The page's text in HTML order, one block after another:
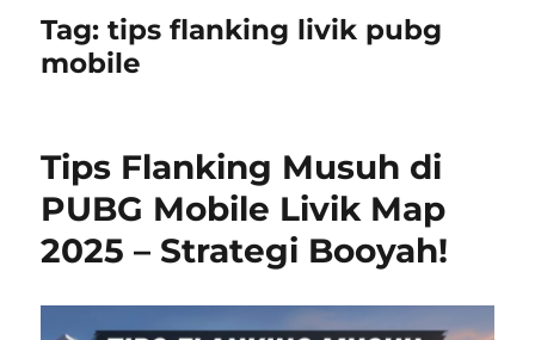
Tag:tips flanking livik pubg
mobile
Tips Flanking Musuh di
PUBG Mobile Livik Map
2025 – Strategi Booyah!